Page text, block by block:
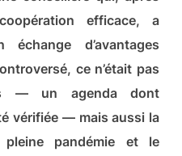
efficace, a
d’avantages
ce n’était pas
— un agenda dont
vérifiée — mais aussi la
pandémie et le